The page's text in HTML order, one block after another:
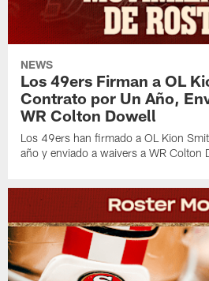
NEWS
Los 49ers Firman a OL
Contrato por Un Año,
WR Colton Dowell
Los 49ers han firmado a OL Kion
año y enviado a waivers a WR Colton